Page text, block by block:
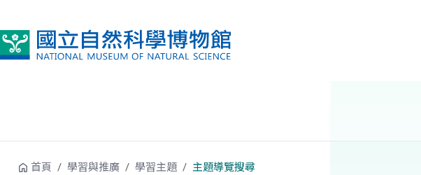
首頁 學習與推廣 學習主題 主題導覽搜尋